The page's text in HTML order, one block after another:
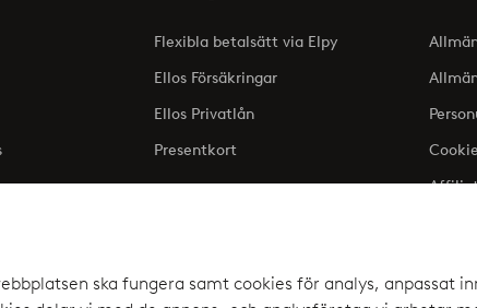
ska fungera samt cookies för analys, anpassat
Flexibla betalsätt via Elpy
Ellos Försäkringar
Ellos Privatlån
Presentkort